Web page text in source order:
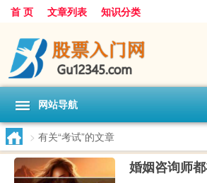
首 页 文章列表 知识分类
网站导航
> 有关“考试”的文章
婚姻咨询师